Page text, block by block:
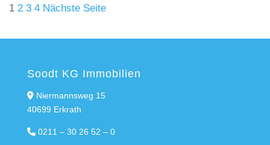
Seitennummerierung
der
Beiträge
1 2 3 4 Nächste Seite
Soodt KG Immobilien
Niermannsweg 15
40699 Erkrath
0211 – 30 26 52 – 0